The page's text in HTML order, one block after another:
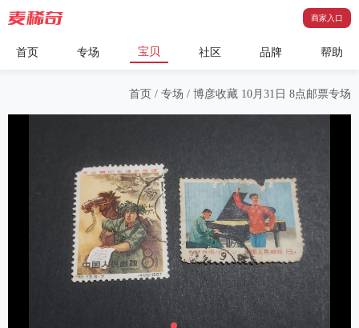
商家入口
首页 专场 宝贝 社区 品牌 帮助
首页 / 专场 / 博彦收藏 10月31日 8点邮票专场